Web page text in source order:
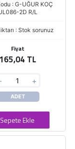
: G-UĞUR KOÇ
2D R/L
: Stok sorunuz
Fiyat
165,04 TL
+
ADET
Sepete Ekle